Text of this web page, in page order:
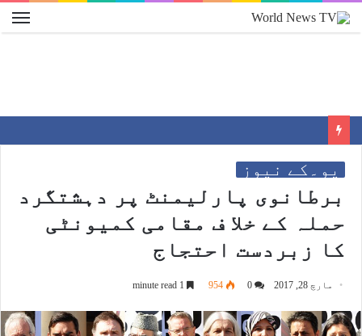
یو۔کے نیوز
برطانوی پارلیمنٹ پر دہشتگرد
حملہ کے خلا ف مقامی کمیونٹی
کا زبردست احتجاج
مارچ 28, 2017 954